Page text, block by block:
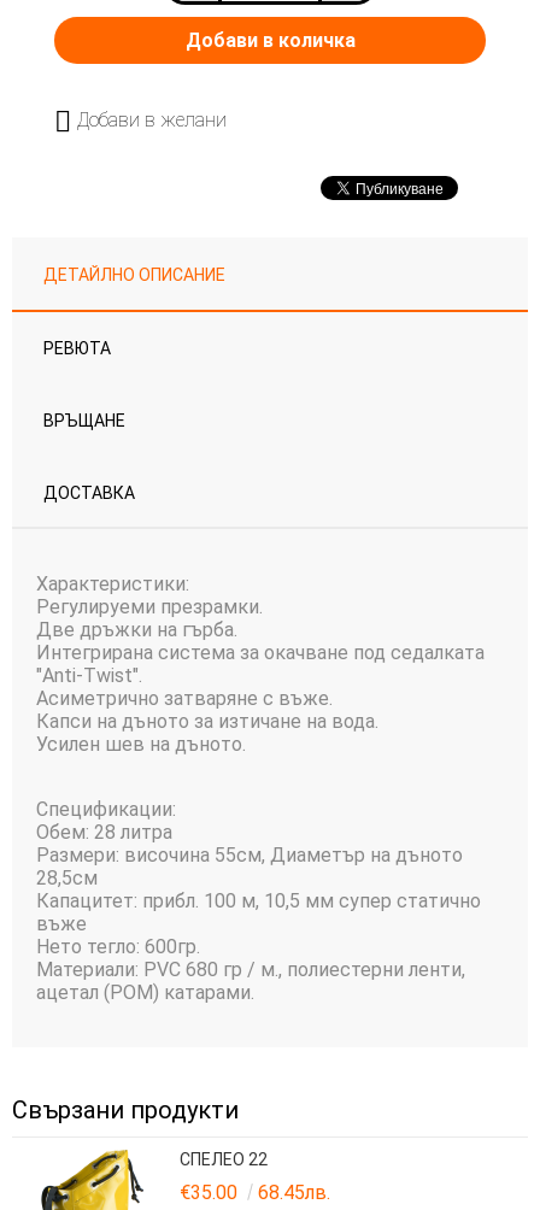
Добави в желани
ДЕТАЙЛНО ОПИСАНИЕ
РЕВЮТА
ВРЪЩАНЕ
ДОСТАВКА
Характеристики:
Регулируеми презрамки.
Две дръжки на гърба.
Интегрирана система за окачване под седалката
"Anti-Twist".
Асиметрично затваряне с въже.
Капси на дъното за изтичане на вода.
Усилен шев на дъното.
Спецификации:
Обем: 28 литра
Размери: височина 55см, Диаметър на дъното
28,5см
Капацитет: прибл. 100 м, 10,5 мм супер статично
въже
Нето тегло: 600гр.
Материали: PVC 680 гр / м., полиестерни ленти,
ацетал (POM) катарами.
Свързани продукти
СПЕЛЕО 22
€35.00 68.45лв.